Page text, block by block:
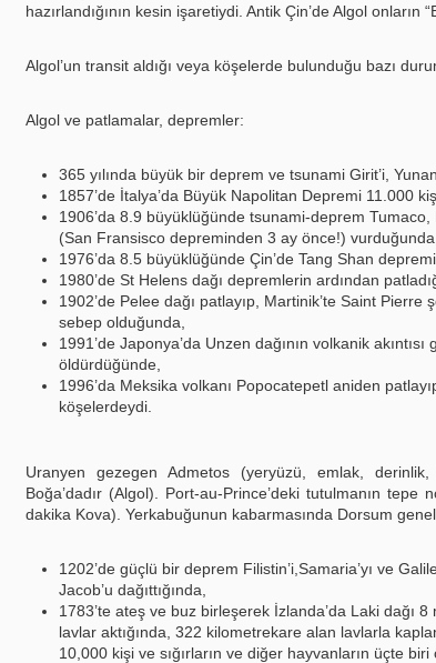
hazırlandığının kesin işaretiydi. Antik Çin’de Algol onların
Algol’un transit aldığı veya köşelerde bulunduğu bazı
Algol ve patlamalar, depremler:
365 yılında büyük bir deprem ve tsunami Girit’i,
1857’de İtalya’da Büyük Napolitan Depremi 11.000
1906’da 8.9 büyüklüğünde tsunami-deprem
(San Fransisco depreminden 3 ay önce!) vurduğunda,
1976’da 8.5 büyüklüğünde Çin’de Tang Shan
1980’de St Helens dağı depremlerin ardından
1902’de Pelee dağı patlayıp, Martinik’te Saint
sebep olduğunda,
1991’de Japonya’da Unzen dağının volkanik
öldürdüğünde,
1996’da Meksika volkanı Popocatepetl aniden
köşelerdeydi.
Uranyen gezegen Admetos (yeryüzü, emlak,
Boğa’dadır (Algol). Port-au-Prince’deki tutulmanın
dakika Kova). Yerkabuğunun kabarmasında Dorsum
1202’de güçlü bir deprem Filistin’i,Samaria’yı ve
Jacob’u dağıttığında,
1783’te ateş ve buz birleşerek İzlanda’da Laki dağı
lavlar aktığında, 322 kilometrekare alan lavlarla
10,000 kişi ve sığırların ve diğer hayvanların üçte